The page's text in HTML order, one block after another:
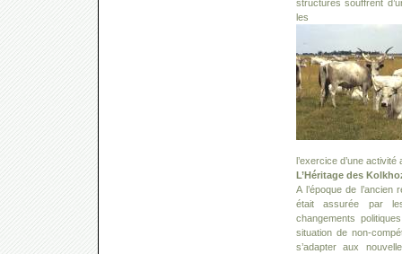
structures souffrent
les
l’exercice d’une
L’Héritage des
A l’époque de
était assurée par
changements
situation de non-
s’adapter aux